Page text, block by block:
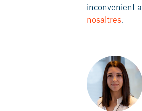
inconvenient
nosaltres.